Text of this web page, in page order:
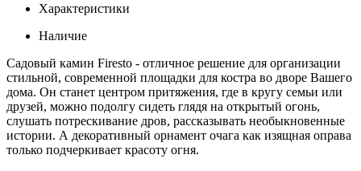
Характеристики
Наличие
Садовый камин Firesto - отличное решение для организации
стильной, современной площадки для костра во дворе Вашего
дома. Он станет центром притяжения, где в кругу семьи или
друзей, можно подолгу сидеть глядя на открытый огонь,
слушать потрескивание дров, рассказывать необыкновенные
истории. А декоративный орнамент очага как изящная оправа
только подчеркивает красоту огня.